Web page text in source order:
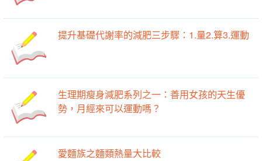
提升基礎代謝率的減肥三步驟：1.量2.算3.運動
生理期瘦身減肥系列之一：善用女孩的天生優
勢，月經來可以運動嗎？
愛麵族之麵類熱量大比較